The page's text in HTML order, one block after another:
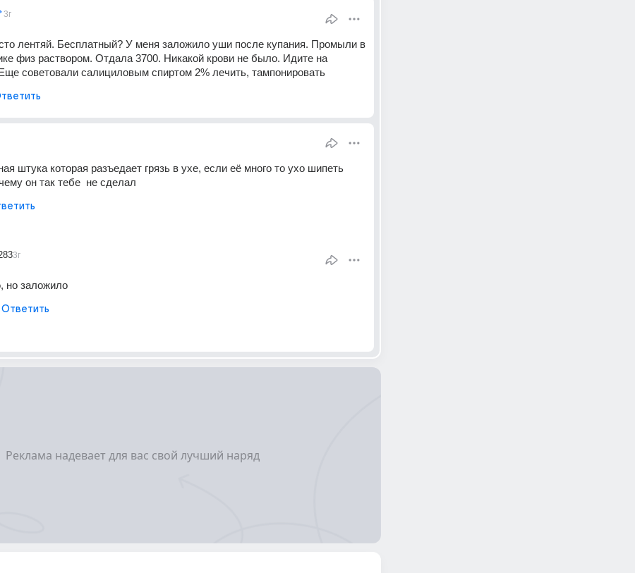
3г
лентяй. Бесплатный? У меня заложило уши после купания. Промыли в
физ раствором. Отдала 3700. Никакой крови не было. Идите на
советовали салициловым спиртом 2% лечить, тампонировать
штука которая разъедает грязь в ухе, если её много то ухо шипеть
он так тебе  не сделал
3г
но заложило
Ответить